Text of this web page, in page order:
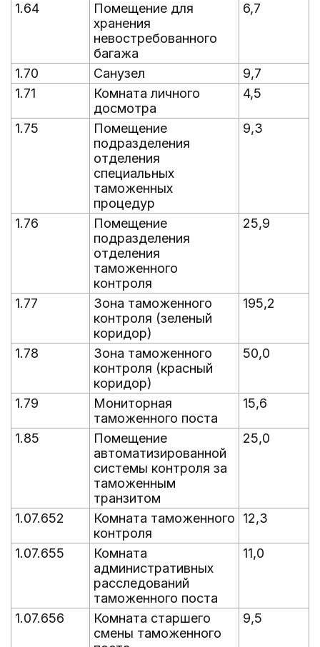
1.64
Помещение для
хранения
невостребованного
багажа
6,7
1.70 Санузел
9,7
1.71
Комната личного
досмотра
4,5
1.75
Помещение
подразделения
отделения
специальных
таможенных
процедур
9,3
1.76
Помещение
подразделения
отделения
таможенного
контроля
25,9
1.77
Зона таможенного
контроля (зеленый
коридор)
195,2
1.78
Зона таможенного
контроля (красный
коридор)
50,0
1.79
Мониторная
таможенного поста
15,6
1.85
Помещение
автоматизированной
системы контроля за
таможенным
транзитом
25,0
1.07.652
Комната таможенного
контроля
12,3
1.07.655
Комната
административных
расследований
таможенного поста
11,0
1.07.656
Комната старшего
смены таможенного
9,5